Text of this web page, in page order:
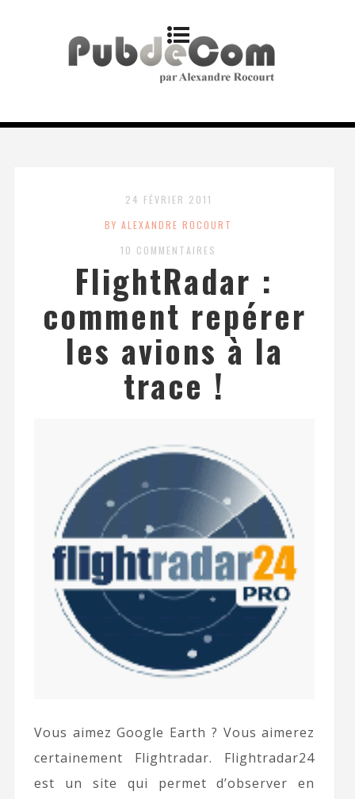
24 FÉVRIER 2011
BY ALEXANDRE ROCOURT
10 COMMENTAIRES
FlightRadar :
comment repérer
les avions à la
trace !
Vous aimez Google Earth ? Vous aimerez
certainement Flightradar. Flightradar24
est un site qui permet d’observer en